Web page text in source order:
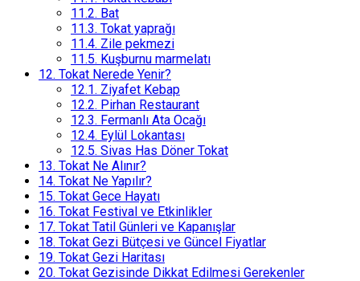
11.2. Bat
11.3. Tokat yaprağı
11.4. Zile pekmezi
11.5. Kuşburnu marmelatı
12. Tokat Nerede Yenir?
12.1. Ziyafet Kebap
12.2. Pirhan Restaurant
12.3. Fermanlı Ata Ocağı
12.4. Eylül Lokantası
12.5. Sivas Has Döner Tokat
13. Tokat Ne Alınır?
14. Tokat Ne Yapılır?
15. Tokat Gece Hayatı
16. Tokat Festival ve Etkinlikler
17. Tokat Tatil Günleri ve Kapanışlar
18. Tokat Gezi Bütçesi ve Güncel Fiyatlar
19. Tokat Gezi Haritası
20. Tokat Gezisinde Dikkat Edilmesi Gerekenler